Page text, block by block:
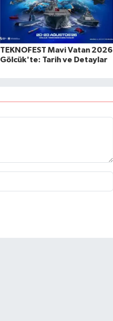
TEKNOFEST Mavi Vatan 2026
Gölcük'te: Tarih ve Detaylar